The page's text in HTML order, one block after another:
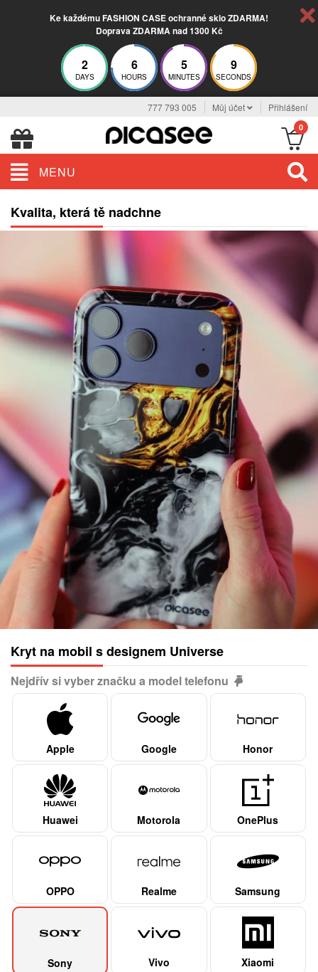
Ke každému FASHION CASE ochranné sklo ZDARMA!
Doprava ZDARMA nad 1300 Kč
2
DAYS
6
HOURS
5
MINUTES
8
SECONDS
777 793 005 Můj účet Přihlášení
0
MENU
Kvalita, která tě nadchne
Kryt na mobil s designem Universe
Nejdřív si vyber značku a model telefonu
Apple Google Honor
Huawei Motorola OnePlus
OPPO Realme Samsung
Sony Vivo Xiaomi